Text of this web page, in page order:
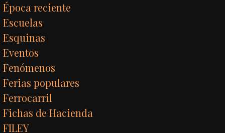
Época reciente
Escuelas
Esquinas
Eventos
Fenómenos
Ferias populares
Ferrocarril
Fichas de Hacienda
FILEY